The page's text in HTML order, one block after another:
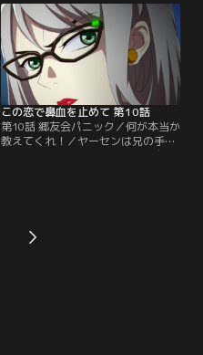
しまう。リッチ・マンがモカの体か
ら心原虫を取り出そうと試みたその
瞬間、モカを守るため、リンがリッ
チ・マンの前に立ちはだかる。
この恋で鼻血を止めて 第10話
第10話 郷友会パニック／何が本当か
教えてくれ！／ヤーセンは兄の手が
かりを探すため、シャニーナは自身
ーのイーコンが立ちふさがる。戦い
が始まり、シャニーナが優勢に戦況